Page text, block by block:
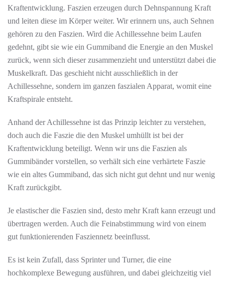
Kraftentwicklung. Faszien erzeugen durch Dehnspannung Kraft
und leiten diese im Körper weiter. Wir erinnern uns, auch Sehnen
gehören zu den Faszien. Wird die Achillessehne beim Laufen
gedehnt, gibt sie wie ein Gummiband die Energie an den Muskel
zurück, wenn sich dieser zusammenzieht und unterstützt dabei die
Muskelkraft. Das geschieht nicht ausschließlich in der
Achillessehne, sondern im ganzen faszialen Apparat, womit eine
Kraftspirale entsteht.
Anhand der Achillessehne ist das Prinzip leichter zu verstehen,
doch auch die Faszie die den Muskel umhüllt ist bei der
Kraftentwicklung beteiligt. Wenn wir uns die Faszien als
Gummibänder vorstellen, so verhält sich eine verhärtete Faszie
wie ein altes Gummiband, das sich nicht gut dehnt und nur wenig
Kraft zurückgibt.
Je elastischer die Faszien sind, desto mehr Kraft kann erzeugt und
übertragen werden. Auch die Feinabstimmung wird von einem
gut funktionierenden Fasziennetz beeinflusst.
Es ist kein Zufall, dass Sprinter und Turner, die eine
hochkomplexe Bewegung ausführen, und dabei gleichzeitig viel